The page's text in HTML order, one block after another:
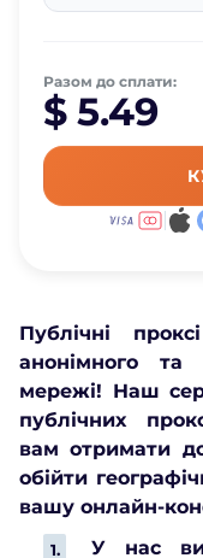
Разом до сплати:
$ 5.49
Публічні
анонімного та
мережі! Наш
публічних
вам отримати
обійти
вашу онлайн-
У нас ви